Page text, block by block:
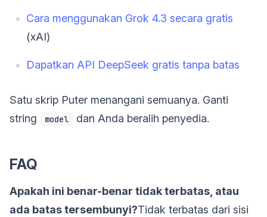
Cara menggunakan Grok 4.3 secara gratis
(xAI)
Dapatkan API DeepSeek gratis tanpa batas
Satu skrip Puter menangani semuanya. Ganti
string
model dan Anda beralih penyedia.
FAQ
Apakah ini benar-benar tidak terbatas, atau
ada batas tersembunyi?Tidak terbatas dari sisi